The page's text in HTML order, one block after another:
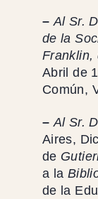
–Al Sr.
de la
Franklin,
Abril de
Común,
–Al Sr.
Aires,
de
a la
de la